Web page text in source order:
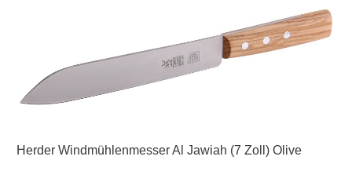
Herder Windmühlenmesser Al Jawiah (7 Zoll) Olive